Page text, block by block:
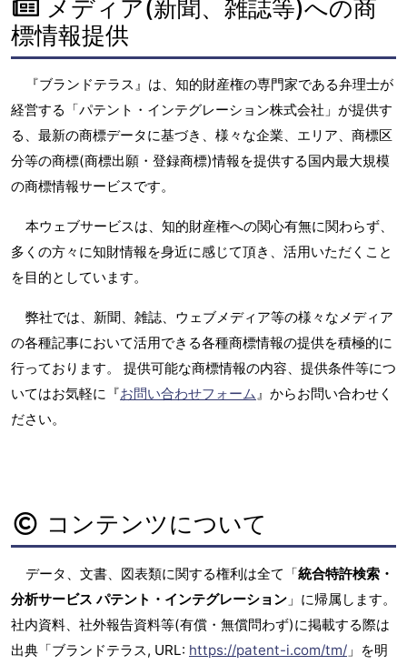
メディア(新聞、雑誌等)への商
標情報提供
『ブランドテラス』は、知的財産権の専門家である弁理士が
経営する「パテント・インテグレーション株式会社」が提供す
る、最新の商標データに基づき、様々な企業、エリア、商標区
分等の商標(商標出願・登録商標)情報を提供する国内最大規模
の商標情報サービスです。
本ウェブサービスは、知的財産権への関心有無に関わらず、
多くの方々に知財情報を身近に感じて頂き、活用いただくこと
を目的としています。
弊社では、新聞、雑誌、ウェブメディア等の様々なメディア
の各種記事において活用できる各種商標情報の提供を積極的に
行っております。 提供可能な商標情報の内容、提供条件等につ
いてはお気軽に『お問い合わせフォーム』からお問い合わせく
ださい。
コンテンツについて
データ、文書、図表類に関する権利は全て「統合特許検索・
分析サービス パテント・インテグレーション 」に帰属します。
社内資料、社外報告資料等(有償・無償問わず)に掲載する際は
出典「ブランドテラス, URL: https://patent-i.com/tm/ 」を明